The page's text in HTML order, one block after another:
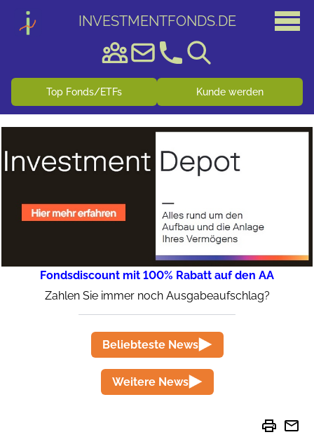
INVESTMENTFONDS.DE
Top Fonds/ETFs Kunde werden
Fondsdiscount mit 100% Rabatt auf den AA
Zahlen Sie immer noch Ausgabeaufschlag?
Beliebteste News
Weitere News
print mail